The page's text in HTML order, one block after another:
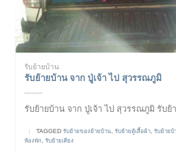
รับย้ายบ้าน
รับย้ายบ้าน จาก ปู่เจ้า ไป สุวรรณภูมิ
รับย้ายบ้าน จาก ปู่เจ้า ไป สุวรรณภูมิ รับย้
TAGGED รับย้ายของย้ายบ้าน, รับย้ายตู้เสื้อผ้า, รับย้ายบ้
ห้องพัก, รับย้ายเตียง